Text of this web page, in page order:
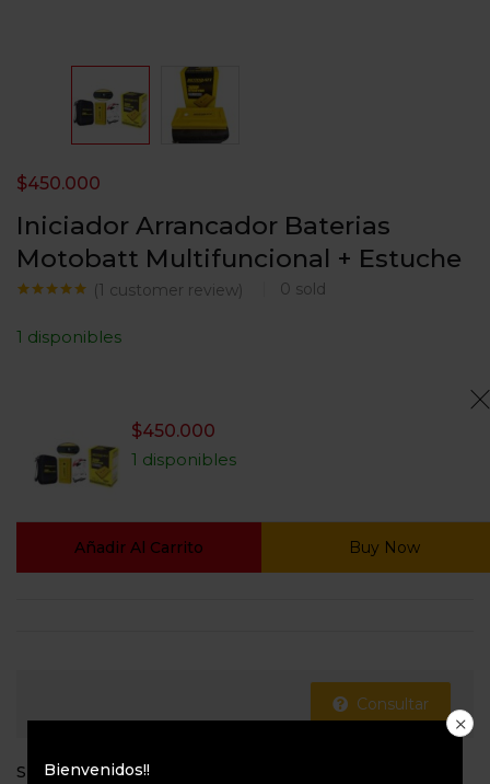
Iniciador Arrancador Baterias
Motobatt Multifuncional + Estuche
en base a
(1 customer review) 0 sold
$450.000
1 disponibles
$450.000
1 disponibles
Añadir Al Carrito Buy Now
Consultar
SKU:MBJ7500B
Bienvenidos!!